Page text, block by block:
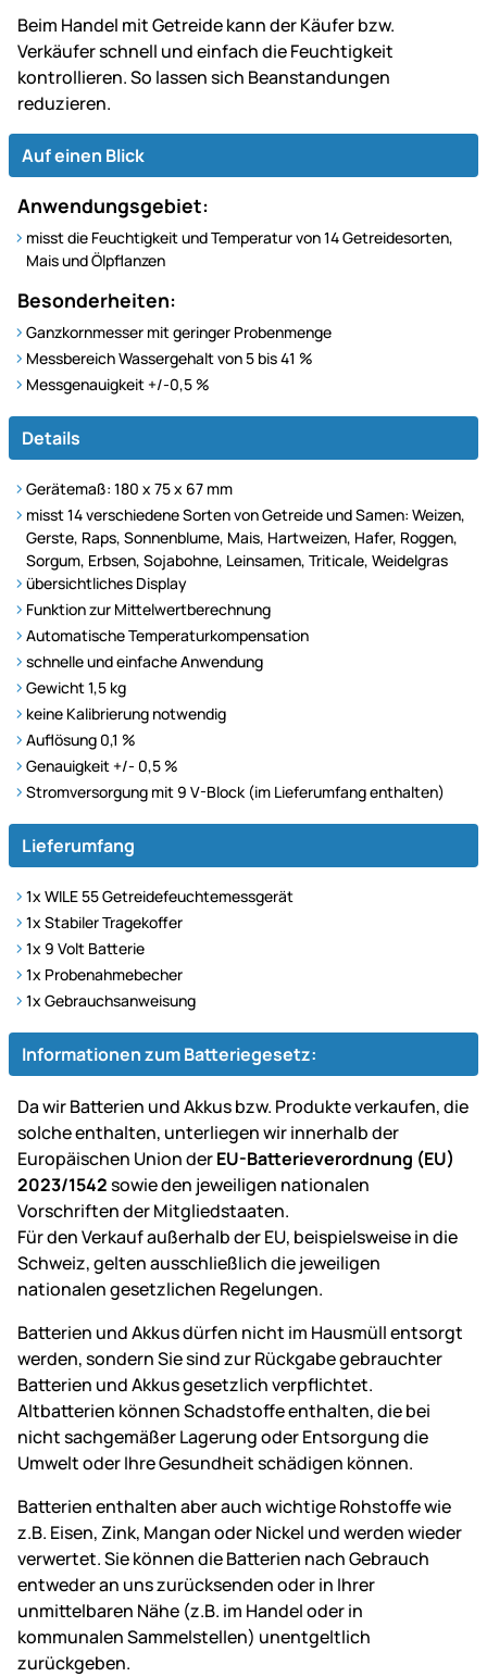
Beim Handel mit Getreide kann der Käufer bzw.
Verkäufer schnell und einfach die Feuchtigkeit
kontrollieren. So lassen sich Beanstandungen
reduzieren.
Auf einen Blick
Anwendungsgebiet:
misst die Feuchtigkeit und Temperatur von 14 Getreidesorten,
Mais und Ölpflanzen
Besonderheiten:
Ganzkornmesser mit geringer Probenmenge
Messbereich Wassergehalt von 5 bis 41 %
Messgenauigkeit +/-0,5 %
Details
Gerätemaß: 180 x 75 x 67 mm
misst 14 verschiedene Sorten von Getreide und Samen: Weizen,
Gerste, Raps, Sonnenblume, Mais, Hartweizen, Hafer, Roggen,
Sorgum, Erbsen, Sojabohne, Leinsamen, Triticale, Weidelgras
übersichtliches Display
Funktion zur Mittelwertberechnung
Automatische Temperaturkompensation
schnelle und einfache Anwendung
Gewicht 1,5 kg
keine Kalibrierung notwendig
Auflösung 0,1 %
Genauigkeit +/- 0,5 %
Stromversorgung mit 9 V-Block (im Lieferumfang enthalten)
Lieferumfang
1x WILE 55 Getreidefeuchtemessgerät
1x Stabiler Tragekoffer
1x 9 Volt Batterie
1x Probenahmebecher
1x Gebrauchsanweisung
Informationen zum Batteriegesetz:
Da wir Batterien und Akkus bzw. Produkte verkaufen, die
solche enthalten, unterliegen wir innerhalb der
Europäischen Union derEU-Batterieverordnung (EU)
2023/1542sowie den jeweiligen nationalen
Vorschriften der Mitgliedstaaten.
Für den Verkauf außerhalb der EU, beispielsweise in die
Schweiz, gelten ausschließlich die jeweiligen
nationalen gesetzlichen Regelungen.
Batterien und Akkus dürfen nicht im Hausmüll entsorgt
werden, sondern Sie sind zur Rückgabe gebrauchter
Batterien und Akkus gesetzlich verpflichtet.
Altbatterien können Schadstoffe enthalten, die bei
nicht sachgemäßer Lagerung oder Entsorgung die
Umwelt oder Ihre Gesundheit schädigen können.
Batterien enthalten aber auch wichtige Rohstoffe wie
z.B. Eisen, Zink, Mangan oder Nickel und werden wieder
verwertet. Sie können die Batterien nach Gebrauch
entweder an uns zurücksenden oder in Ihrer
unmittelbaren Nähe (z.B. im Handel oder in
kommunalen Sammelstellen) unentgeltlich
zurückgeben.